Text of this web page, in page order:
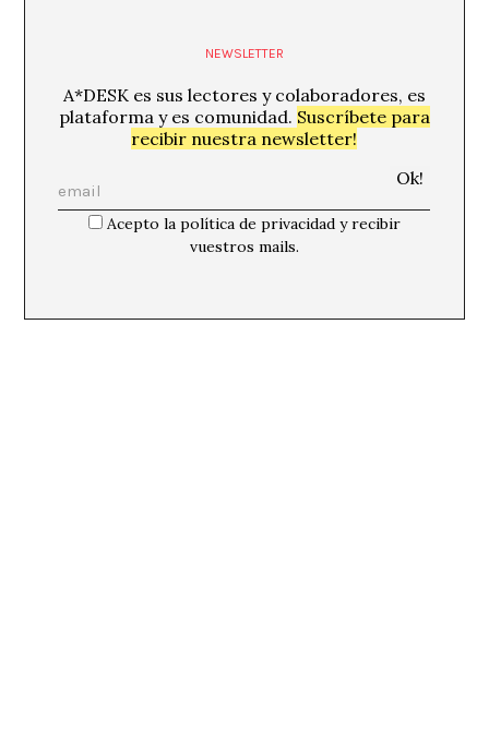
NEWSLETTER
A*DESK es sus lectores y colaboradores, es
plataforma y es comunidad. Suscríbete para
recibir nuestra newsletter!
Acepto la política de privacidad y recibir
vuestros mails.